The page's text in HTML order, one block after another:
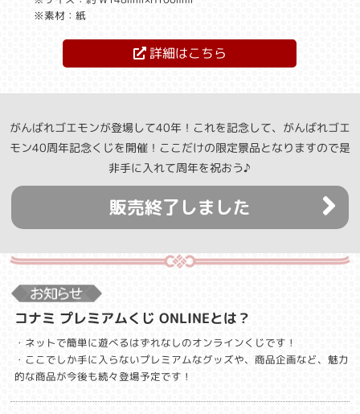
※素材：紙
詳細はこちら
がんばれゴエモンが登場して40年！これを記念して、がんばれゴエ
モン40周年記念くじを開催！ここだけの限定景品となりますので是
非手に入れて周年を祝おう♪
販売終了しました
コナミ プレミアムくじ ONLINEとは？
・ネットで簡単に遊べるはずれなしのオンラインくじです！
・ここでしか手に入らないプレミアムなグッズや、商品企画など、魅力
的な商品が今後も続々登場予定です！